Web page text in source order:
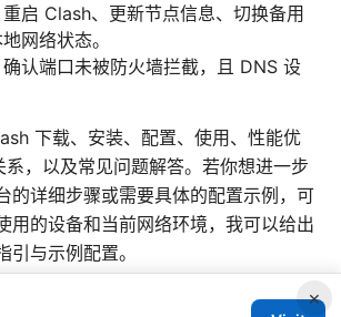
启 Clash、更新节点信息、切换备用
网络状态。
认端口未被防火墙拦截，且 DNS 设
下载、安装、配置、使用、性能优
，以及常见问题解答。若你想进一步
的详细步骤或需要具体的配置示例，可
用的设备和当前网络环境，我可以给出
引与示例配置。
×